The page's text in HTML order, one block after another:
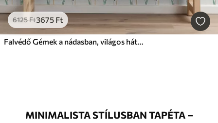
6125Ft3675 Ft
Falvédő Gémek a nádasban, világos háttér előtt
MINIMALISTA STÍLUSBAN TAPÉTA –